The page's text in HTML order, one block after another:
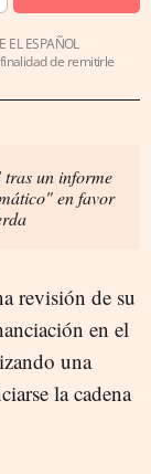
EL ESPAÑOL
de remitirle
un informe
en favor
revisión de su
en el
una
la cadena